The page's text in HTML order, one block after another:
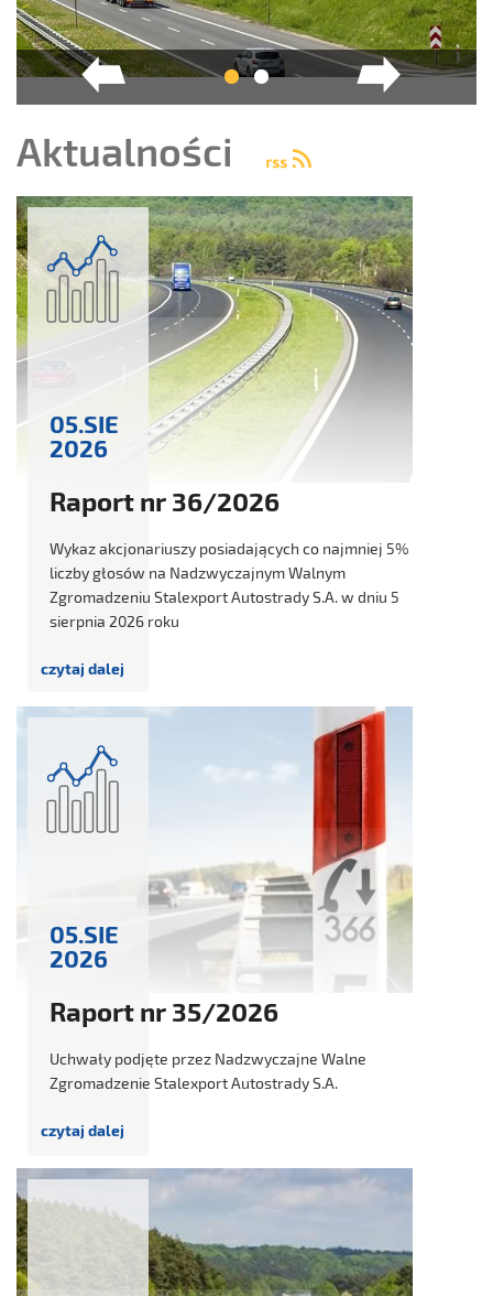
Aktualności
05.SIE
2026
Raport nr 36/2026
Wykaz akcjonariuszy posiadających co najmniej 5%
liczby głosów na Nadzwyczajnym Walnym
Zgromadzeniu Stalexport Autostrady S.A. w dniu 5
sierpnia 2026 roku
05.SIE
2026
Raport nr 35/2026
Uchwały podjęte przez Nadzwyczajne Walne
Zgromadzenie Stalexport Autostrady S.A.